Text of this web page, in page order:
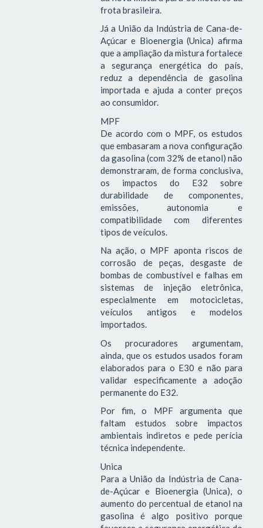
frota brasileira.
Já a União da Indústria de Cana-de-
Açúcar e Bioenergia (Unica) afirma
que a ampliação da mistura fortalece
a segurança energética do país,
reduz a dependência de gasolina
importada e ajuda a conter preços
ao consumidor.
MPF
De acordo com o MPF, os estudos
que embasaram a nova configuração
da gasolina (com 32% de etanol) não
demonstraram, de forma conclusiva,
os impactos do E32 sobre
durabilidade de componentes,
emissões, autonomia e
compatibilidade com diferentes
tipos de veículos.
Na ação, o MPF aponta riscos de
corrosão de peças, desgaste de
bombas de combustível e falhas em
sistemas de injeção eletrônica,
especialmente em motocicletas,
veículos antigos e modelos
importados.
Os procuradores argumentam,
ainda, que os estudos usados foram
elaborados para o E30 e não para
validar especificamente a adoção
permanente do E32.
Por fim, o MPF argumenta que
faltam estudos sobre impactos
ambientais indiretos e pede perícia
técnica independente.
Unica
Para a União da Indústria de Cana-
de-Açúcar e Bioenergia (Unica), o
aumento do percentual de etanol na
gasolina é algo positivo porque